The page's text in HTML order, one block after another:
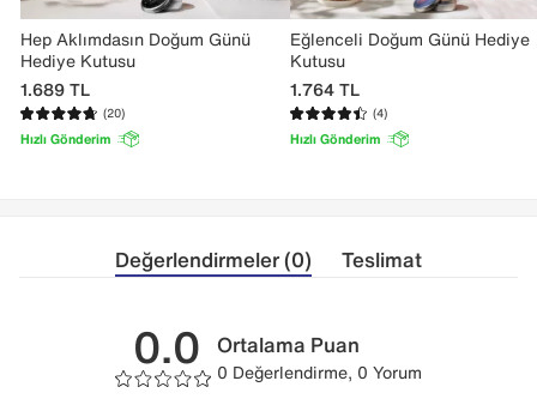
Hep Aklımdasın Doğum Günü
Hediye Kutusu
1.689TL
(20)
Hızlı Gönderim
Eğlenceli Doğum Günü Hediye
Kutusu
1.764TL
(4)
Hızlı Gönderim
Değerlendirmeler (0) Teslimat
0.0 Ortalama Puan
0 Değerlendirme, 0 Yorum